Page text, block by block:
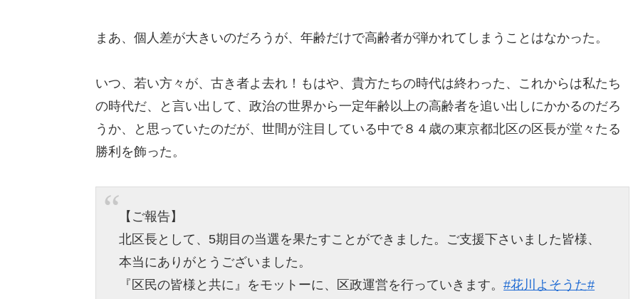
まあ、個人差が大きいのだろうが、年齢だけで高齢者が弾かれてしまうことはなかった。
いつ、若い方々が、古き者よ去れ！もはや、貴方たちの時代は終わった、これからは私たち
の時代だ、と言い出して、政治の世界から一定年齢以上の高齢者を追い出しにかかるのだろ
うか、と思っていたのだが、世間が注目している中で８４歳の東京都北区の区長が堂々たる
勝利を飾った。
【ご報告】
北区長として、5期目の当選を果たすことができました。ご支援下さいました皆様、
本当にありがとうございました。
『区民の皆様と共に』をモットーに、区政運営を行っていきます。#花川よそうた#